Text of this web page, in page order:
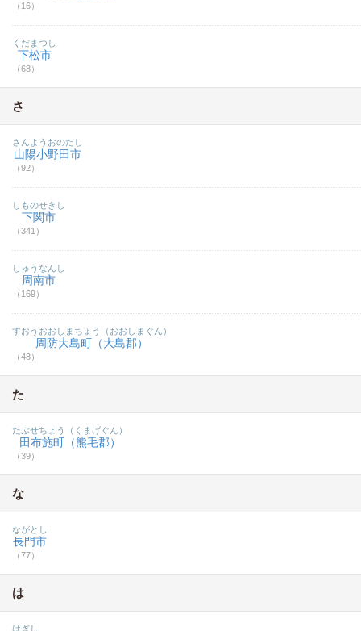
（16）
下松市
（68）
くだまつし
さ
山陽小野田市
（92）
さんようおのだし
下関市
（341）
しものせきし
周南市
（169）
しゅうなんし
周防大島町（大島郡）
（48）
すおうおおしまちょう（おおしまぐん）
た
田布施町（熊毛郡）
（39）
たぶせちょう（くまげぐん）
な
長門市
（77）
ながとし
は
はぎし